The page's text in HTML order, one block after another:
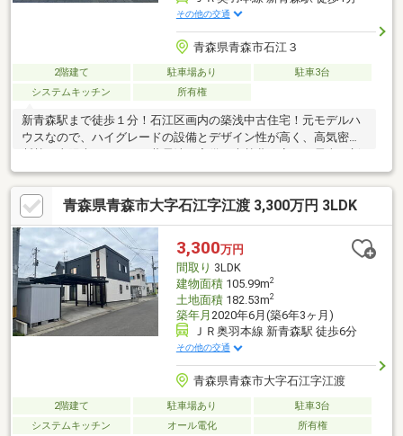
その他の交通
青森県青森市石江３
2階建て 駐車場あり
駐車3台
システムキッチン
所有権
新青森駅まで徒歩１分！石江区画内の築浅中古住宅！元モデルハ
ウスなので、ハイグレードの設備とデザイン性が高く、高気密高
幹線移動が多い方にはおすすめ！カーポートも設置しているの
で、雨や雪も防げます！住んでからのメンテンナンス費用がかか
りづらい設備や建材を利用しているので、安心！新青森駅で新築
住宅をお探しの方、ほぼ新築の元モデルハウス中古住宅をぜひご
検討くださいませ！ 新青森駅付近で住宅をお探しの方は、ぜひ
一度ご見学ください！
青森県青森市大字石江字江渡 3,300万円 3LDK
3,300万円
間取り 3LDK
建物面積105.99m2
土地面積182.53m2
築年月 2020年6月(築6年3ヶ月)
ＪＲ奥羽本線 新青森駅 徒歩6分
その他の交通
青森県青森市大字石江字江渡
2階建て 駐車場あり
駐車3台
システムキッチン
オール電化 所有権